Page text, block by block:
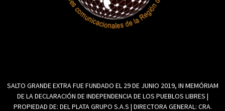
SALTO GRANDE EXTRA FUE FUNDADO EL 29 DE JUNIO 2019, IN MEMÓRIAM
DE LA DECLARACIÓN DE INDEPENDENCIA DE LOS PUEBLOS LIBRES |
PROPIEDAD DE: DEL PLATA GRUPO S.A.S | DIRECTORA GENERAL: CRA.